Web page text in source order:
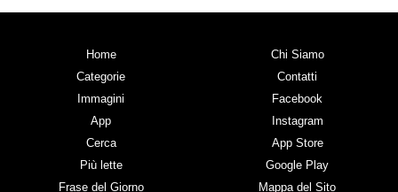
Home
Categorie
Immagini
App
Cerca
Più lette
Frase del Giorno
Chi Siamo
Contatti
Facebook
Instagram
App Store
Google Play
Mappa del Sito